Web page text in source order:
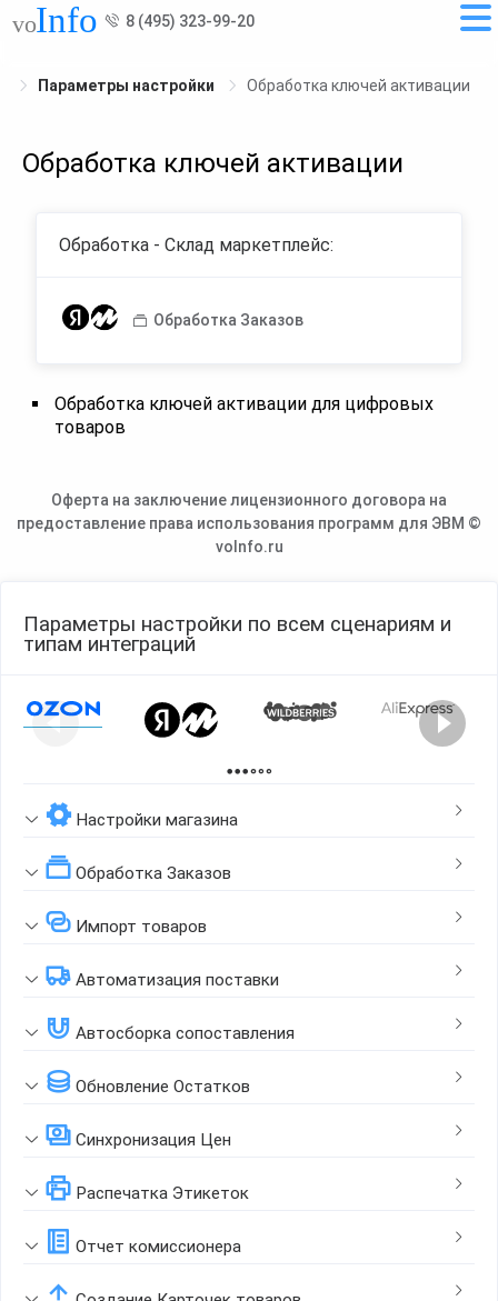
8 (495) 323-99-20
Параметры настройки Обработка ключей активации
Обработка ключей активации
Обработка - Склад маркетплейс:
Обработка Заказов
Обработка ключей активации для цифровых
товаров
Оферта на заключение лицензионного договора на
предоставление права использования программ для ЭВМ ©
voInfo.ru
Параметры настройки по всем сценариям и
типам интеграций
Настройки магазина
Обработка Заказов
Импорт товаров
Автоматизация поставки
Автосборка сопоставления
Обновление Остатков
Синхронизация Цен
Распечатка Этикеток
Отчет комиссионера